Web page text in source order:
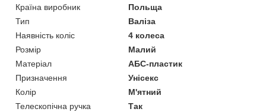
Країна виробник
Польща
Тип
Валіза
Наявність коліс
4 колеса
Розмір
Малий
Матеріал
АБС-пластик
Призначення
Унісекс
Колір
М'ятний
Телескопічна ручка
Так